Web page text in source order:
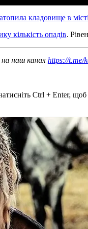
кладовище в
кількість опадів.
на наш канал https://t.me/
Ctrl + Enter,